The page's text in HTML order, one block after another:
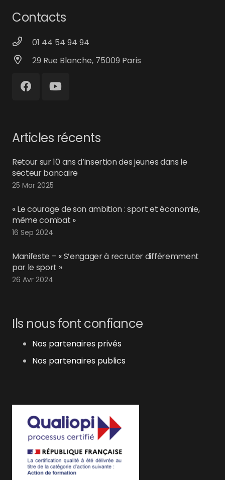
Contacts
01 44 54 94 94
29 Rue Blanche, 75009 Paris
Articles récents
Retour sur 10 ans d’insertion des jeunes dans le
secteur bancaire
25 Mar 2025
« Le courage de son ambition : sport et économie,
même combat »
16 Sep 2024
Manifeste – « S’engager à recruter différemment
par le sport »
26 Avr 2024
Ils nous font confiance
Nos partenaires privés
Nos partenaires publics